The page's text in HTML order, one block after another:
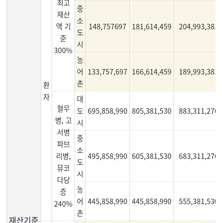
재산기준
환
자
최고
재산
액 기
준
300%
중
소
도
시
148,757697 181,614,459 204,993,381
농
어
촌
133,757,697 166,614,459 189,993,381
혈우
병, 고
서병
파브
리병,
뮤코
다당
증
240%
대
도
시
695,858,990 805,381,530 883,311,270
중
소
도
시
495,858,990 605,381,530 683,311,270
농
어
촌
445,858,990 445,858,990 555,381,530